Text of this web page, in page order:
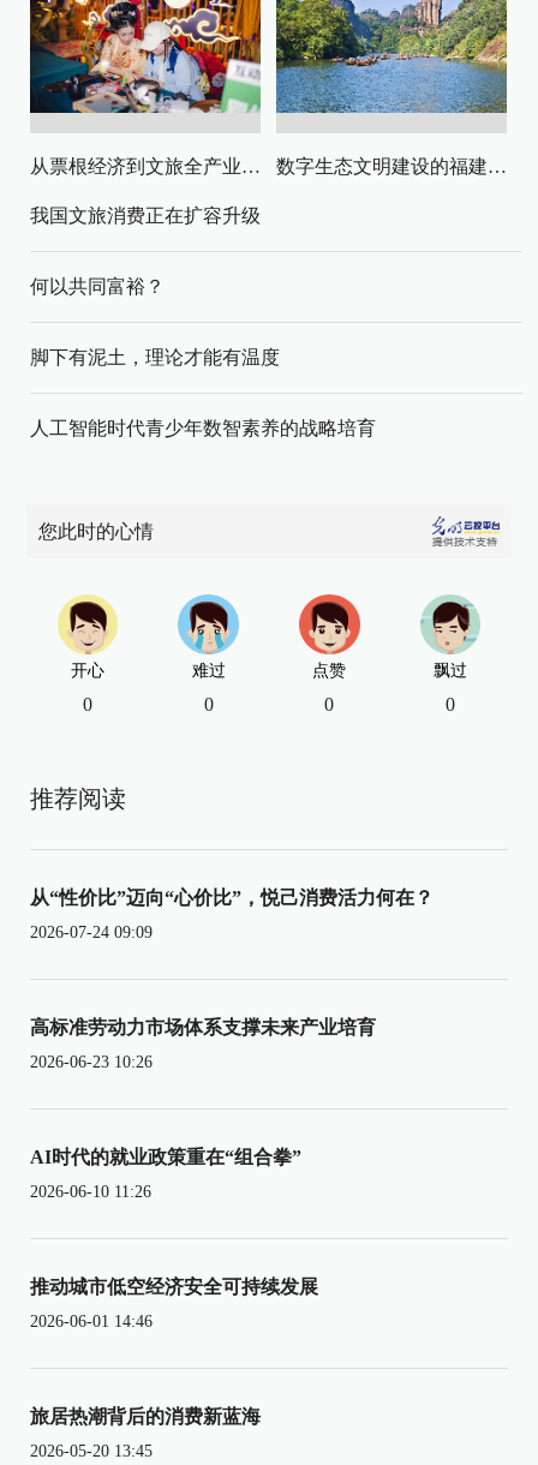
从票根经济到文旅全产业链升级 数字生态文明建设的福建路径与启示
我国文旅消费正在扩容升级
何以共同富裕？
脚下有泥土，理论才能有温度
人工智能时代青少年数智素养的战略培育
您此时的心情
开心
0
难过
0
点赞
0
飘过
0
推荐阅读
从“性价比”迈向“心价比”，悦己消费活力何在？
2026-07-24 09:09
高标准劳动力市场体系支撑未来产业培育
2026-06-23 10:26
AI时代的就业政策重在“组合拳”
2026-06-10 11:26
推动城市低空经济安全可持续发展
2026-06-01 14:46
旅居热潮背后的消费新蓝海
2026-05-20 13:45